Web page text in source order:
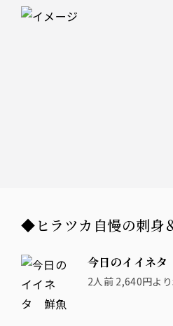
◆ヒラツカ自慢の刺
今日のイイネ
2人前 2,640円より